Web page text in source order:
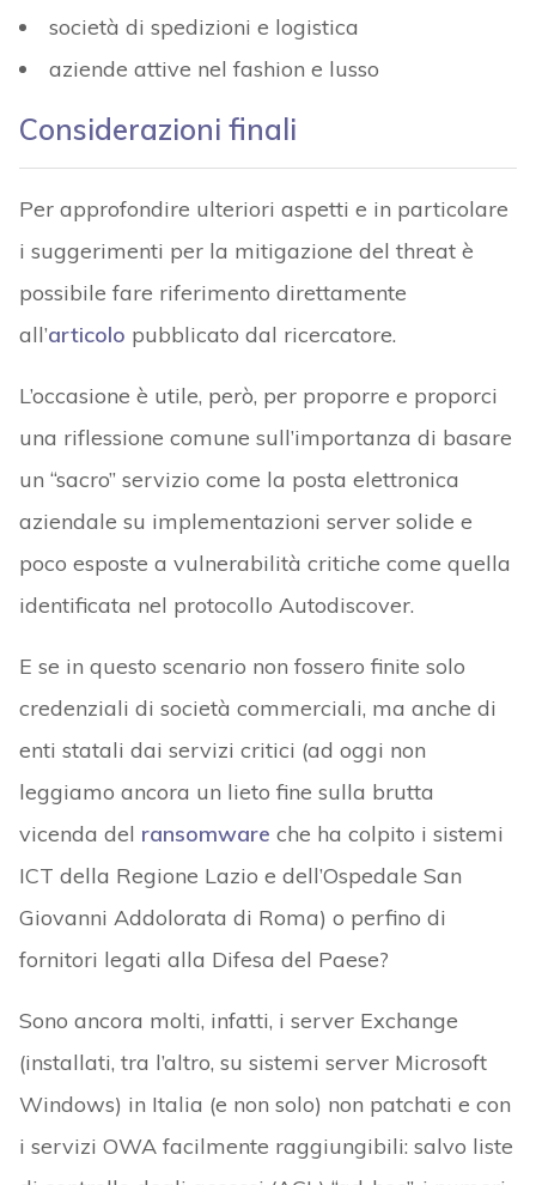
società di spedizioni e logistica
aziende attive nel fashion e lusso
Considerazioni finali
Per approfondire ulteriori aspetti e in particolare
i suggerimenti per la mitigazione del threat è
possibile fare riferimento direttamente
all’articolo pubblicato dal ricercatore.
L’occasione è utile, però, per proporre e proporci
una riflessione comune sull’importanza di basare
un “sacro” servizio come la posta elettronica
aziendale su implementazioni server solide e
poco esposte a vulnerabilità critiche come quella
identificata nel protocollo Autodiscover.
E se in questo scenario non fossero finite solo
credenziali di società commerciali, ma anche di
enti statali dai servizi critici (ad oggi non
leggiamo ancora un lieto fine sulla brutta
vicenda del ransomware che ha colpito i sistemi
ICT della Regione Lazio e dell’Ospedale San
Giovanni Addolorata di Roma) o perfino di
fornitori legati alla Difesa del Paese?
Sono ancora molti, infatti, i server Exchange
(installati, tra l’altro, su sistemi server Microsoft
Windows) in Italia (e non solo) non patchati e con
i servizi OWA facilmente raggiungibili: salvo liste